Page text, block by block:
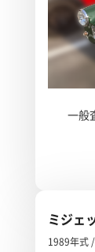
一般
ミジェ
1989年式